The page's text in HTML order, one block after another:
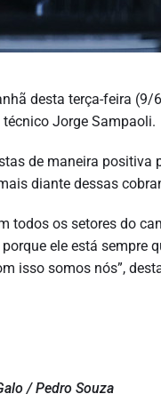
desta terça-feira
Jorge Sampaoli.
de maneira positiva
diante dessas
todos os setores do
ele está sempre
isso somos nós”,
/ Pedro Souza